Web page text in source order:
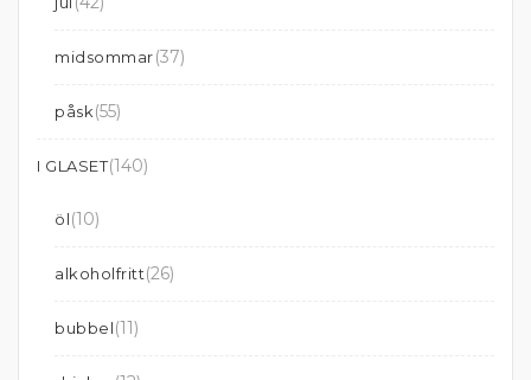
midsommar(37)
påsk(55)
I GLASET(140)
öl(10)
alkoholfritt(26)
bubbel(11)